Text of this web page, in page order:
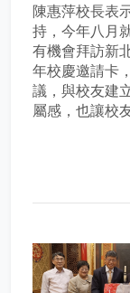
陳惠萍校長表
持，今年八月
有機會拜訪新
年校慶邀請卡
議，與校友建
屬感，也讓校